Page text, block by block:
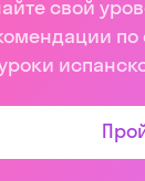
свой